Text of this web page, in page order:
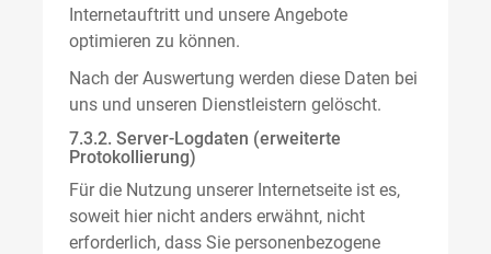
Internetauftritt und unsere Angebote
optimieren zu können.
Nach der Auswertung werden diese Daten bei
uns und unseren Dienstleistern gelöscht.
7.3.2. Server-Logdaten (erweiterte
Protokollierung)
Für die Nutzung unserer Internetseite ist es,
soweit hier nicht anders erwähnt, nicht
erforderlich, dass Sie personenbezogene